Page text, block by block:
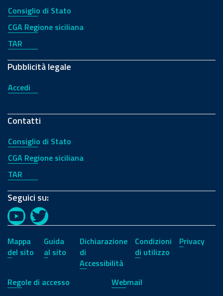
Consiglio di Stato
CGA Regione siciliana
TAR
Pubblicità legale
Accedi
Contatti
Consiglio di Stato
CGA Regione siciliana
TAR
Seguici su:
YouTubeTwitter
Mappa
del sito
Guida
al sito
Dichiarazione
di
Accessibilità
Condizioni
di utilizzo
Privacy
Regole di accesso Webmail